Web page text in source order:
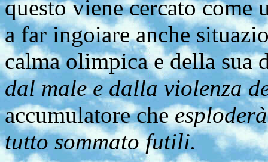
questo viene cercato come
a far ingoiare anche
calma olimpica e della sua
dal male e dalla violenza
accumulatore che
tutto sommato futili.